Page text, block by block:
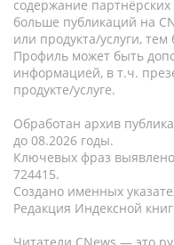
содержание
больше публикаций на
или продукта/услуги,
Профиль может быть
информацией, в т.ч.
продукте/услуге.
Обработан архив
до 08.2026 годы.
Ключевых фраз
724415.
Создано именных
Редакция Индексной